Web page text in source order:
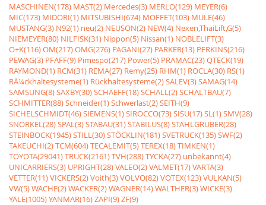
MASCHINEN(178) MAST(2) Mercedes(3) MERLO(129) MEYER(6)
MIC(173) MIDORI(1) MITSUBISHI(674) MOFFET(103) MULE(46)
MUSTANG(3) N92(1) neu(2) NEUSON(2) NEW(4) Nexen,ThaiLift,G(5)
NIEMEYER(80) NILFISK(31) Nippon(5) Nissan(1) NOBLELIFT(3)
O+K(116)OM(217)OMG(276) PAGANI(27) PARKER(13) PERKINS(216)
PEWAG(3) PFAFF(9) Pimespo(217) Power(5) PRAMAC(23)QTECK(19)
RAYMOND(1) RCM(31) REMA(27) Remy(25) RHM(1) ROCLA(30) RS(1)
RÃ¼ckhaltesysteme(1) Rückhaltesysteme(2)SALEV(3)SAMAG(14)
SAMSUNG(8)SAXBY(30)SCHAEFF(18)SCHALL(2)SCHALTBAU(7)
SCHMITTER(88)Schneider(1)Schwerlast(2)SEITH(9)
SICHELSCHMIDT(46)SIEMENS(1)SIROCCO(73)SISU(17)SL(1)SMV(28)
SNORKEL(28)SPAL(3)STABAU(31)STABILUS(8)STAHLGRUBER(28)
STEINBOCK(1945)STILL(30)STÖCKLIN(181)SVETRUCK(135)SWF(2)
TAKEUCHI(2)TCM(604)TECALEMIT(5)TEREX(18)TIMKEN(1)
TOYOTA(29041)TRUCK(2161)TVH(288)TYCKA(27) unbekannt(4)
UNICARRIERS(3) UPRIGHT(28)VALEO(2)VALMET(17)VARTA(3)
VETTER(11)VICKERS(2)Voith(3)VOLVO(82)VOTEX(123)VULKAN(5)
VW(5)WACHE(2)WACKER(2)WAGNER(14)WALTHER(3)WICKE(3)
YALE(1005)YANMAR(16)ZAPI(9)ZF(9)